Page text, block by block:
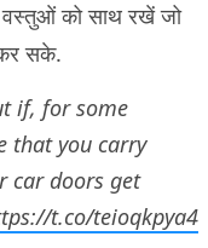
वस्तुओं को साथ रखें जो
सके.
if, for some
that you carry
car doors get
t.co/teioqkpya4